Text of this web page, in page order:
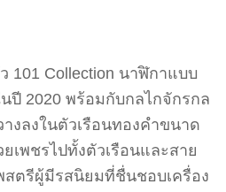
101 Collection นาฬิกาแบบ
นปี 2020 พร้อมกับกลไกจักรกล
งลงในตัวเรือนทองคำขนาด
เพชรไปทั้งตัวเรือนและสาย
ตรีผู้มีรสนิยมที่ชื่นชอบเครื่อง